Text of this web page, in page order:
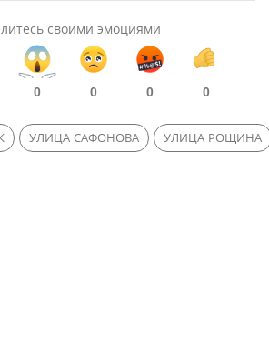
своими эмоциями
0 0 0 0
УЛИЦА САФОНОВА УЛИЦА РОЩИНА